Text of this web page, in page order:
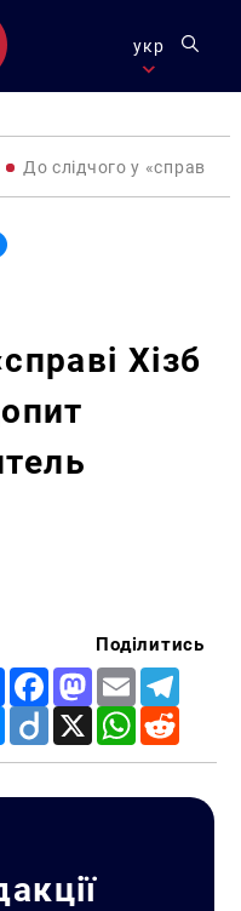
укр
До слідчого у «справі
Хізб
Поділитись
Share FacebookMastodon
Email
Messenger
Diigo X WhatsApp